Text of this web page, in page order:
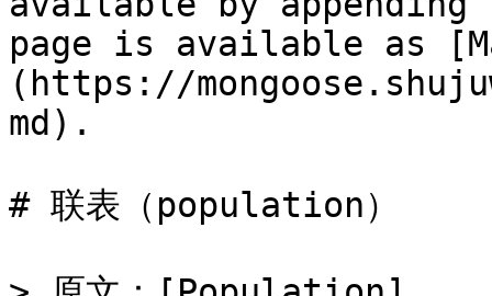
page is available as
(https://
md).
# 联表（population）